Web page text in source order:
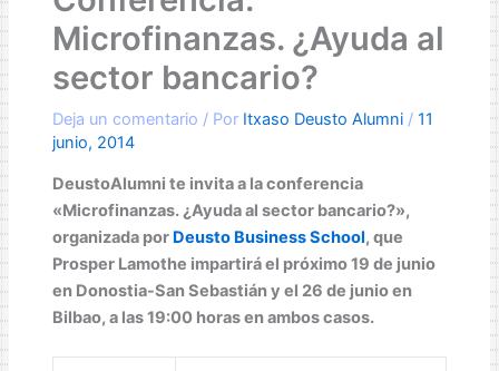
Microfinanzas. ¿Ayuda al
sector bancario?
Deja un comentario / Por Itxaso Deusto Alumni / 11
junio, 2014
DeustoAlumni te invita a la conferencia
«Microfinanzas. ¿Ayuda al sector bancario?»,
organizada por Deusto Business School, que
Prosper Lamothe impartirá el próximo 19 de junio
en Donostia-San Sebastián y el 26 de junio en
Bilbao, a las 19:00 horas en ambos casos.